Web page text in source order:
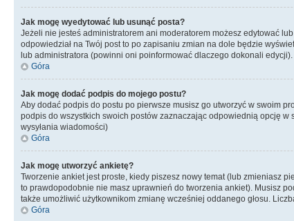
Jak mogę wyedytować lub usunąć posta?
Jeżeli nie jesteś administratorem ani moderatorem możesz edytować
odpowiedział na Twój post to po zapisaniu zmian na dole będzie
lub administratora (powinni oni poinformować dlaczego dokonali
Góra
Jak mogę dodać podpis do mojego postu?
Aby dodać podpis do postu po pierwsze musisz go utworzyć w swoim
podpis do wszystkich swoich postów zaznaczając odpowiednią opcję
wysyłania wiadomości)
Góra
Jak mogę utworzyć ankietę?
Tworzenie ankiet jest proste, kiedy piszesz nowy temat (lub zmieniasz
to prawdopodobnie nie masz uprawnień do tworzenia ankiet). Musisz
także umożliwić użytkownikom zmianę wcześniej oddanego głosu.
Góra